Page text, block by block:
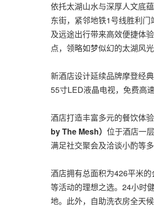
依托太湖山水与深厚人文底
东街，紧邻地铁1号线胜利
及远途出行带来高效便捷体
点，领略如梦似幻的太湖风
新酒店设计延续品牌摩登经
55寸LED液晶电视，免费高
酒店打造丰富多元的餐饮体
by The Mesh） 位于酒店一
满足社交聚会及洽谈小酌等
酒店拥有总面积为426平米
等活动的理想之选。24小时
地。此外，自助洗衣房全天